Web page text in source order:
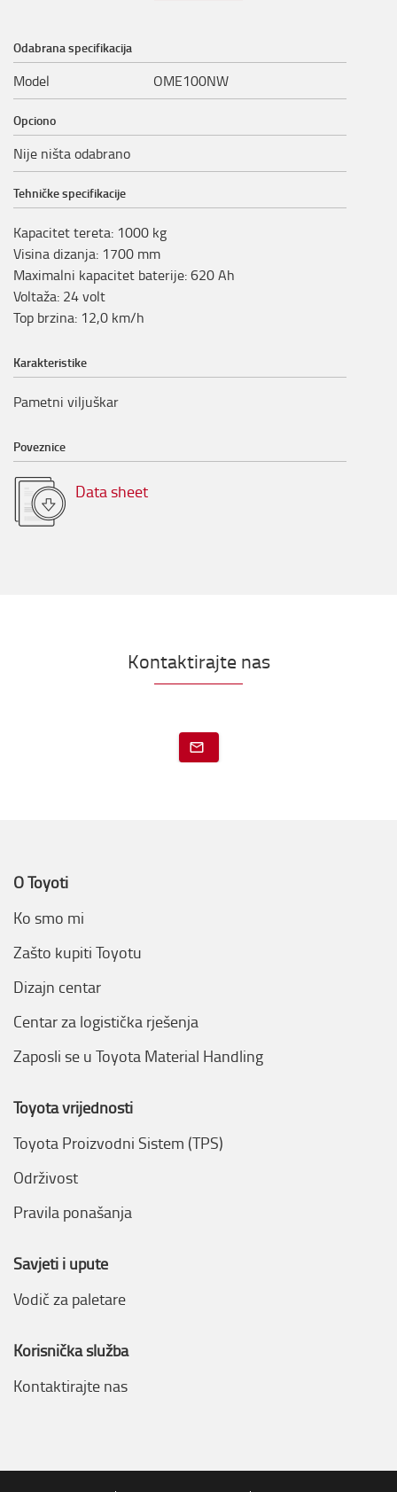
Odabrana specifikacija
Model OME100NW
Opciono
Nije ništa odabrano
Tehničke specifikacije
Kapacitet tereta: 1000 kg
Visina dizanja: 1700 mm
Maximalni kapacitet baterije:620Ah
Voltaža: 24volt
Top brzina: 12,0 km/h
Karakteristike
Pametni viljuškar
Poveznice
Data sheet
Kontaktirajte nas
O Toyoti
Ko smo mi
Zašto kupiti Toyotu
Dizajn centar
Centar za logistička rješenja
Zaposli se u Toyota Material Handling
Toyota vrijednosti
Toyota Proizvodni Sistem (TPS)
Održivost
Pravila ponašanja
Savjeti i upute
Vodič za paletare
Korisnička služba
Kontaktirajte nas